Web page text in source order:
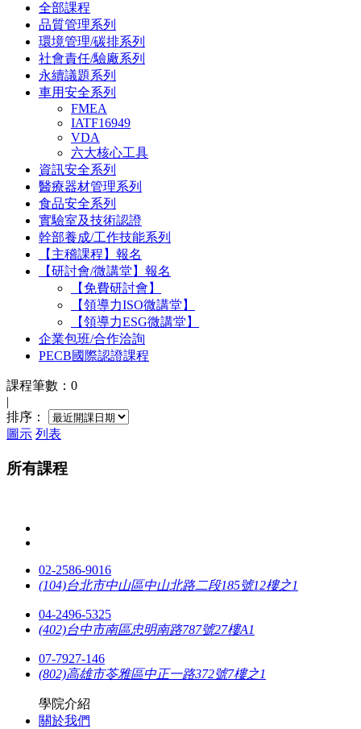
全部課程
品質管理系列
環境管理/碳排系列
社會責任/驗廠系列
永續議題系列
車用安全系列
FMEA
IATF16949
VDA
六大核心工具
資訊安全系列
醫療器材管理系列
食品安全系列
實驗室及技術認證
幹部養成/工作技能系列
【主稽課程】報名
【研討會/微講堂】報名
【免費研討會】
【領導力ISO微講堂】
【領導力ESG微講堂】
企業包班/合作洽詢
PECB國際認證課程
課程筆數：0
|
排序：
圖示 列表
所有課程
02-2586-9016
(104)台北市中山區中山北路二段185號12樓之1
04-2496-5325
(402)台中市南區忠明南路787號27樓A1
07-7927-146
(802)高雄市苓雅區中正一路372號7樓之1
學院介紹
關於我們